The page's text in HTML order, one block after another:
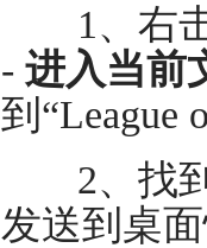
1、右
- 进入当前
到“League
2、找
发送到桌